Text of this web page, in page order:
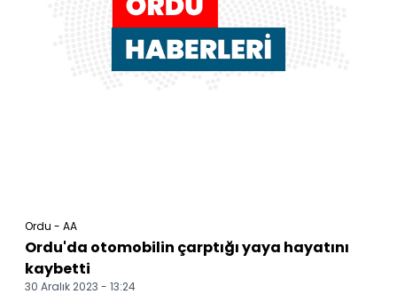
Ordu - AA
Ordu'da otomobilin çarptığı yaya hayatını
kaybetti
30 Aralık 2023 - 13:24